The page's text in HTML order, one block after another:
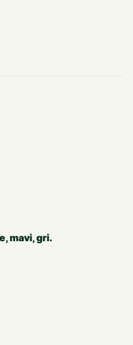
mavi, gri.